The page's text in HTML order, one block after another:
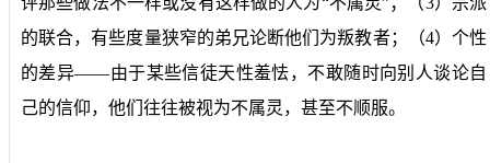
的联合，有些度量狭窄的弟兄论断他们为叛教者；（4）个性
的差异——由于某些信徒天性羞怯，不敢随时向别人谈论自
己的信仰，他们往往被视为不属灵，甚至不顺服。